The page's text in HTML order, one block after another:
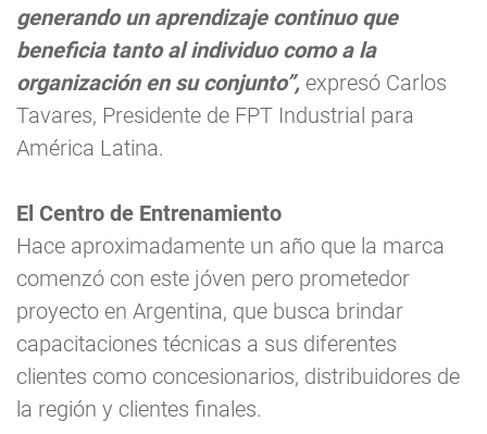
generando un aprendizaje continuo que
beneficia tanto al individuo como a la
organización en su conjunto”, expresó Carlos
Tavares, Presidente de FPT Industrial para
América Latina.
El Centro de Entrenamiento
Hace aproximadamente un año que la marca
comenzó con este jóven pero prometedor
proyecto en Argentina, que busca brindar
capacitaciones técnicas a sus diferentes
clientes como concesionarios, distribuidores de
la región y clientes finales.